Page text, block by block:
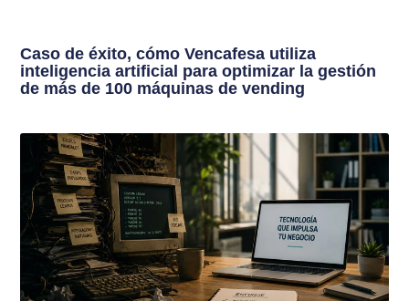
Caso de éxito, cómo Vencafesa utiliza
inteligencia artificial para optimizar la gestión
de más de 100 máquinas de vending